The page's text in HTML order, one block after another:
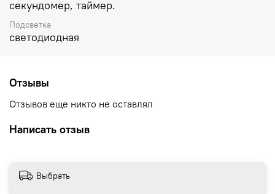
секундомер, таймер.
Подсветка
светодиодная
Отзывы
Отзывов еще никто не оставлял
Написать отзыв
Выбрать